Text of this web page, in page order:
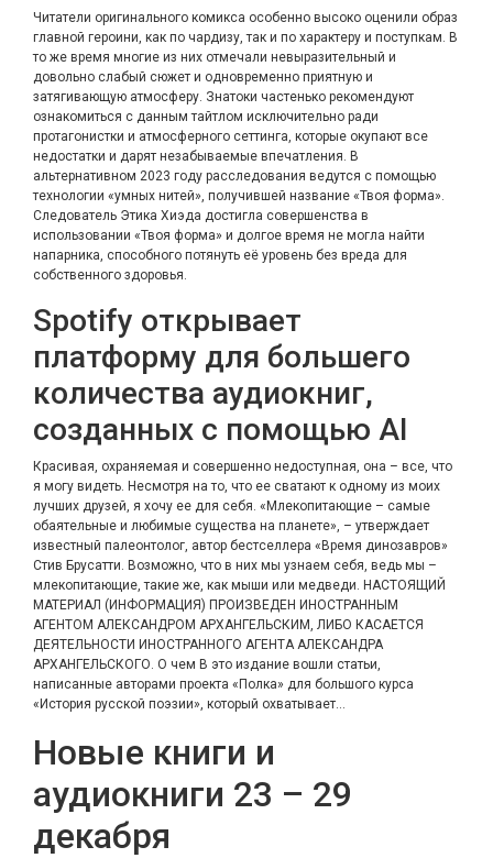
Читатели оригинального комикса особенно высоко оценили образ
главной героини, как по чардизу, так и по характеру и поступкам. В
то же время многие из них отмечали невыразительный и
довольно слабый сюжет и одновременно приятную и
затягивающую атмосферу. Знатоки частенько рекомендуют
ознакомиться с данным тайтлом исключительно ради
протагонистки и атмосферного сеттинга, которые окупают все
недостатки и дарят незабываемые впечатления. В
альтернативном 2023 году расследования ведутся с помощью
технологии «умных нитей», получившей название «Твоя форма».
Следователь Этика Хиэда достигла совершенства в
использовании «Твоя форма» и долгое время не могла найти
напарника, способного потянуть её уровень без вреда для
собственного здоровья.
Spotify открывает
платформу для большего
количества аудиокниг,
созданных с помощью AI
Красивая, охраняемая и совершенно недоступная, она – все, что
я могу видеть. Несмотря на то, что ее сватают к одному из моих
лучших друзей, я хочу ее для себя. «Млекопитающие – самые
обаятельные и любимые существа на планете», – утверждает
известный палеонтолог, автор бестселлера «Время динозавров»
Стив Брусатти. Возможно, что в них мы узнаем себя, ведь мы –
млекопитающие, такие же, как мыши или медведи. НАСТОЯЩИЙ
МАТЕРИАЛ (ИНФОРМАЦИЯ) ПРОИЗВЕДЕН ИНОСТРАННЫМ
АГЕНТОМ АЛЕКСАНДРОМ АРХАНГЕЛЬСКИМ, ЛИБО КАСАЕТСЯ
ДЕЯТЕЛЬНОСТИ ИНОСТРАННОГО АГЕНТА АЛЕКСАНДРА
АРХАНГЕЛЬСКОГО. О чем В это издание вошли статьи,
написанные авторами проекта «Полка» для большого курса
«История русской поэзии», который охватывает…
Новые книги и
аудиокниги 23 – 29
декабря